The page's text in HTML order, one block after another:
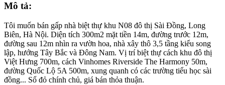
Mô tả:
Tôi muốn bán gấp nhà biệt thự khu N08 đô thị Sài Đồng, Long
Biên, Hà Nội. Diện tích 300m2 mặt tiền 14m, đường trước 12m,
đường sau 12m nhìn ra vườn hoa, nhà xây thô 3,5 tầng kiểu song
lập, hướng Tây Bắc và Đông Nam. Vị trí biệt thự cách khu đô thị
Việt Hưng 700m, cách Vinhomes Riverside The Harmony 50m,
đường Quốc Lộ 5A 500m, xung quanh có các trường tiểu học sài
đồng... Sổ đỏ chính chủ, giá bán thỏa thuận.